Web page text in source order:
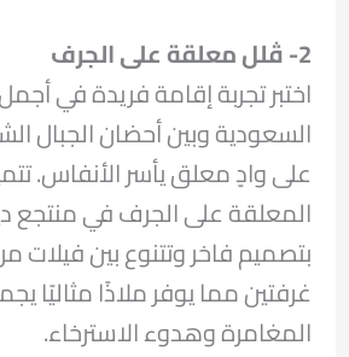
2- ڤلل معلقة على الجرف
اختبر تجربة إقامة فريدة في
السعودية وبين أحضان الجبال
على وادٍ معلق يأسر الأنفاس.
المعلقة على الجرف في منتجع
بتصميم فاخر وتتنوع بين فيلات
غرفتين مما يوفر ملاذًا مثاليًا
المغامرة وهدوء الاسترخاء.